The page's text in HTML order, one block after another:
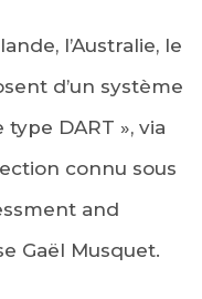
l’Australie, le
d’un système
DART », via
connu sous
and
Gaël Musquet.